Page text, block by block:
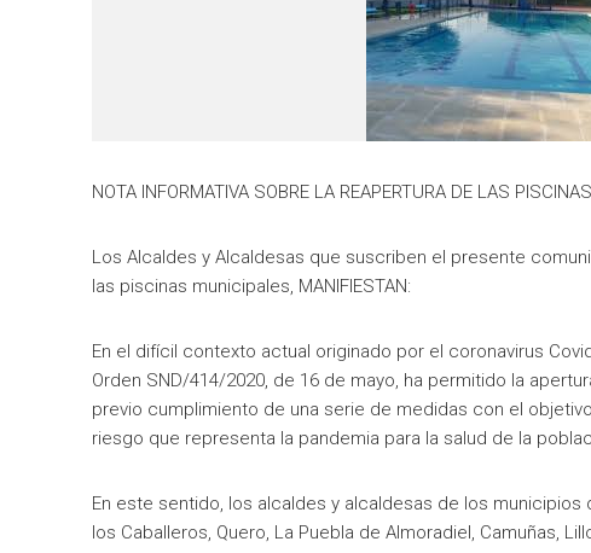
NOTA INFORMATIVA SOBRE LA REAPERTURA DE LAS
Los Alcaldes y Alcaldesas que suscriben el presente
las piscinas municipales, MANIFIESTAN:
En el difícil contexto actual originado por el coronavirus
Orden SND/414/2020, de 16 de mayo, ha permitido la
previo cumplimiento de una serie de medidas con el
riesgo que representa la pandemia para la salud de la
En este sentido, los alcaldes y alcaldesas de los municipios
los Caballeros, Quero, La Puebla de Almoradiel, Camuñas,